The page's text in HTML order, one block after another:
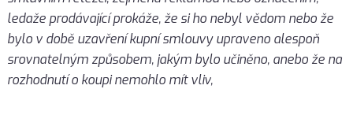
ledaže prodávající prokáže, že si ho nebyl vědom nebo že
bylo v době uzavření kupní smlouvy upraveno alespoň
srovnatelným způsobem, jakým bylo učiněno, anebo že na
rozhodnutí o koupi nemohlo mít vliv,